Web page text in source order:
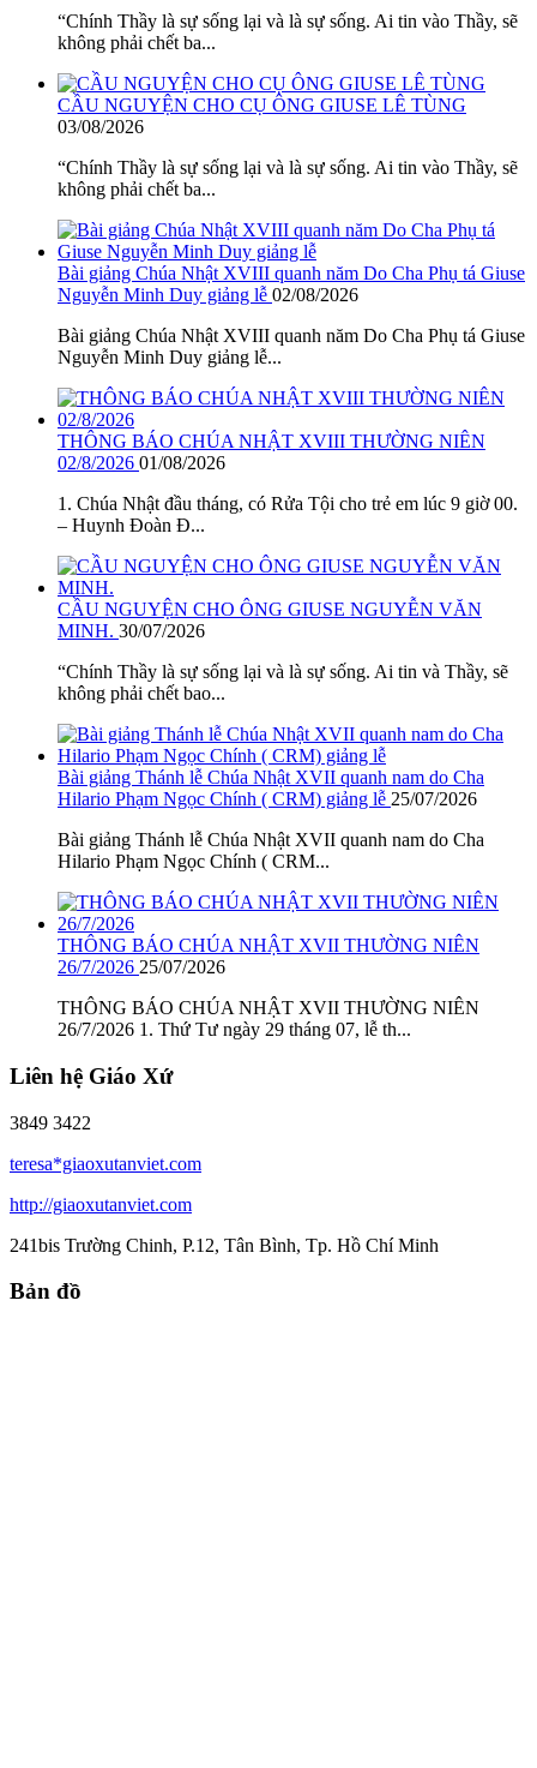
“Chính Thầy là sự sống lại và là sự sống. Ai tin vào Thầy, sẽ
không phải chết ba...
CẦU NGUYỆN CHO CỤ ÔNG GIUSE LÊ TÙNG
03/08/2026
“Chính Thầy là sự sống lại và là sự sống. Ai tin vào Thầy, sẽ
không phải chết ba...
Bài giảng Chúa Nhật XVIII quanh năm Do Cha Phụ tá Giuse
Nguyễn Minh Duy giảng lễ 02/08/2026
Bài giảng Chúa Nhật XVIII quanh năm Do Cha Phụ tá Giuse
Nguyễn Minh Duy giảng lễ...
THÔNG BÁO CHÚA NHẬT XVIII THƯỜNG NIÊN
02/8/2026 01/08/2026
1. Chúa Nhật đầu tháng, có Rửa Tội cho trẻ em lúc 9 giờ 00.
– Huynh Đoàn Đ...
CẦU NGUYỆN CHO ÔNG GIUSE NGUYỄN VĂN
MINH. 30/07/2026
“Chính Thầy là sự sống lại và là sự sống. Ai tin và Thầy, sẽ
không phải chết bao...
Bài giảng Thánh lễ Chúa Nhật XVII quanh nam do Cha
Hilario Phạm Ngọc Chính ( CRM) giảng lễ 25/07/2026
Bài giảng Thánh lễ Chúa Nhật XVII quanh nam do Cha
Hilario Phạm Ngọc Chính ( CRM...
THÔNG BÁO CHÚA NHẬT XVII THƯỜNG NIÊN
26/7/2026 25/07/2026
THÔNG BÁO CHÚA NHẬT XVII THƯỜNG NIÊN
26/7/2026 1. Thứ Tư ngày 29 tháng 07, lễ th...
Liên hệ Giáo Xứ
3849 3422
teresa*giaoxutanviet.com
http://giaoxutanviet.com
241bis Trường Chinh, P.12, Tân Bình, Tp. Hồ Chí Minh
Bản đồ